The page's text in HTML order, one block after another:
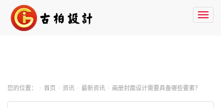
您的位置： 首页 资讯 最新资讯 画册封面设计需要具备哪些要素？